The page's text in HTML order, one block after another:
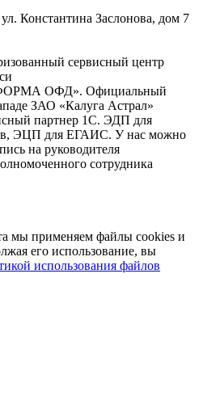
Константина Заслонова, дом 7
сервисный центр
ОФД». Официальный
ЗАО «Калуга Астрал»
партнер 1C. ЭДП для
ЭЦП для ЕГАИС. У нас можно
на руководителя
сотрудника
мы применяем файлы cookies и
его использование, вы
использования файлов